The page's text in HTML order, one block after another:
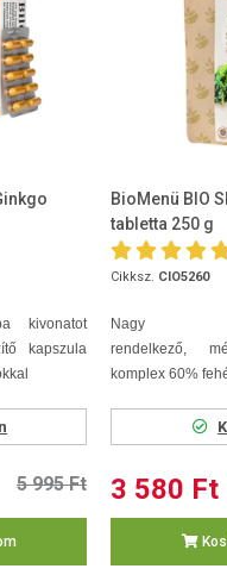
kivonatot
kapszula
5 995 Ft
BioMenü BIO
tabletta 250 g
Cikksz. CIO5260
Nagy
rendelkező,
komplex 60%
3 580 Ft